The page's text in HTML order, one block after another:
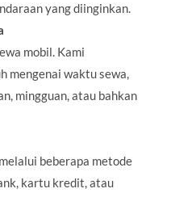
yang diinginkan.
mobil. Kami
mengenai waktu sewa,
mingguan, atau bahkan
beberapa metode
kartu kredit, atau